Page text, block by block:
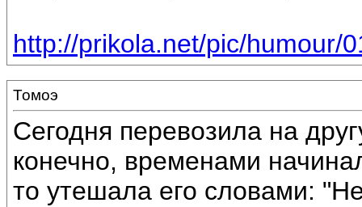
http://prikola.net/pic/humour/
Томоэ
Сегодня перевозила на
конечно, временами
то утешала его словами: